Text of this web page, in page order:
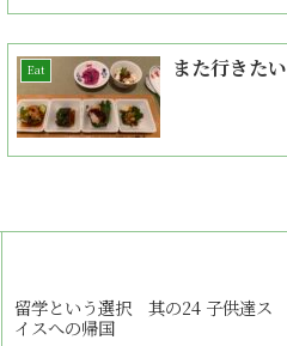
Eat また行きたい
留学という選択 其の24 子供達ス
イスへの帰国